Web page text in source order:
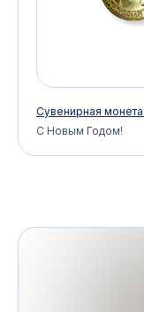
Сувенирная
С Новым Годом!